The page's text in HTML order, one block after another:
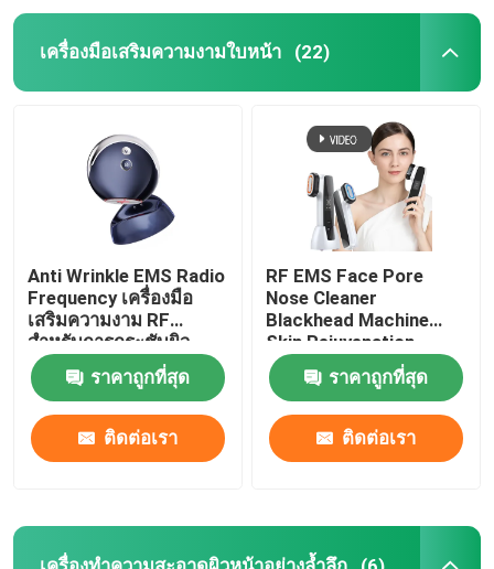
เครื่องมือเสริมความงามใบหน้า (22)
Anti Wrinkle EMS Radio
Frequency เครื่องมือ
เสริมความงาม RF
สำหรับการกระชับผิว
ราคาถูกที่สุด
ติดต่อเรา
RF EMS Face Pore
Nose Cleaner
Blackhead Machine
Skin Rejuvenation
ราคาถูกที่สุด
ติดต่อเรา